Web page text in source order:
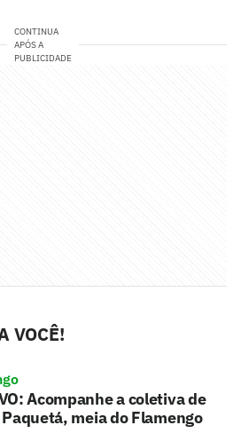
CONTINUA
APÓS A
PUBLICIDADE
VOCÊ!
Acompanhe a coletiva de
meia do Flamengo